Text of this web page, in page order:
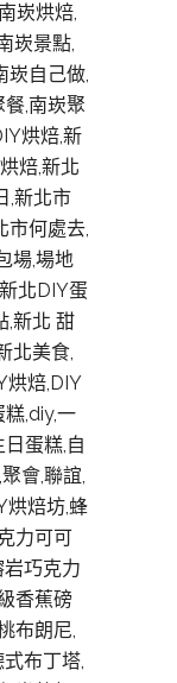
崁烘焙,
崁景點,
崁自己做,
,南崁聚
烘焙,新
焙,新北
,新北市
市何處去,
場,場地
北DIY蛋
,新北 甜
北美食,
烘焙,DIY
糕,diy,一
蛋糕,自
會,聯誼,
烘焙坊,蜂
力可可
岩巧克力
香蕉磅
布朗尼,
布丁塔,